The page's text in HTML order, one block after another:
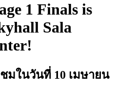
1 Finals is
Sala
มในวันที่ 10 เมษายน